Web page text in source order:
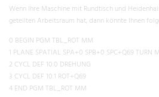
Wenn Ihre Maschine mit Rundtisch und
geteilten Arbeitsraum hat, dann könnte Ihnen
0 BEGIN PGM TBL_ROT MM
1 PLANE SPATIAL SPA+0 SPB+0 SPC+Q69 TURN
2 CYCL DEF 10.0 DREHUNG
3 CYCL DEF 10.1 ROT+Q69
4 END PGM TBL_ROT MM